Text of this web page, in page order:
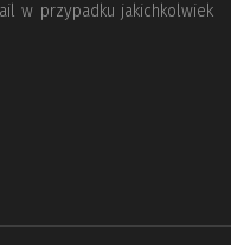
w przypadku jakichkolwiek